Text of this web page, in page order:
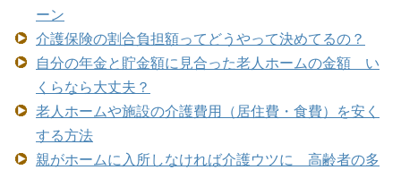
ーン
介護保険の割合負担額ってどうやって決めてるの？
自分の年金と貯金額に見合った老人ホームの金額 い
くらなら大丈夫？
老人ホームや施設の介護費用（居住費・食費）を安く
する方法
親がホームに入所しなければ介護ウツに 高齢者の多